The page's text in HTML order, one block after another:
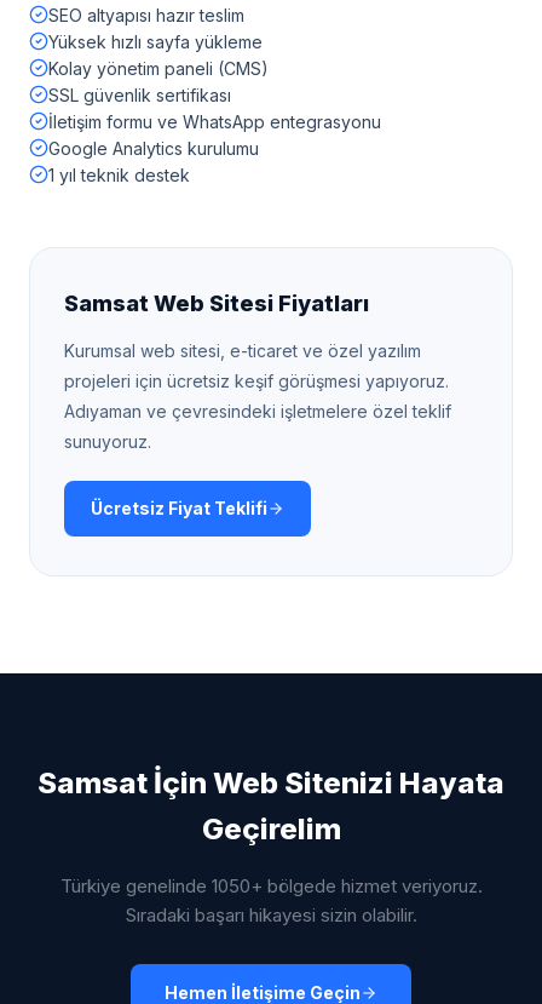
SEO altyapısı hazır teslim
Yüksek hızlı sayfa yükleme
Kolay yönetim paneli (CMS)
SSL güvenlik sertifikası
İletişim formu ve WhatsApp entegrasyonu
Google Analytics kurulumu
1 yıl teknik destek
Samsat Web Sitesi Fiyatları
Kurumsal web sitesi, e-ticaret ve özel yazılım
projeleri için ücretsiz keşif görüşmesi yapıyoruz.
Adıyaman ve çevresindeki işletmelere özel teklif
sunuyoruz.
Ücretsiz Fiyat Teklifi
Samsat İçin Web Sitenizi Hayata
Geçirelim
Türkiye genelinde 1050+ bölgede hizmet veriyoruz.
Sıradaki başarı hikayesi sizin olabilir.
Hemen İletişime Geçin